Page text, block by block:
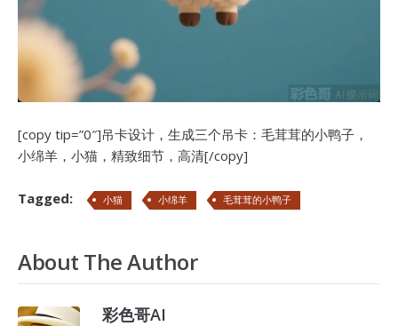
[copy tip=”0″]吊卡设计，生成三个吊卡：毛茸茸的小鸭子，
小绵羊，小猫，精致细节，高清[/copy]
Tagged: 小猫 小绵羊 毛茸茸的小鸭子
About The Author
彩色哥AI